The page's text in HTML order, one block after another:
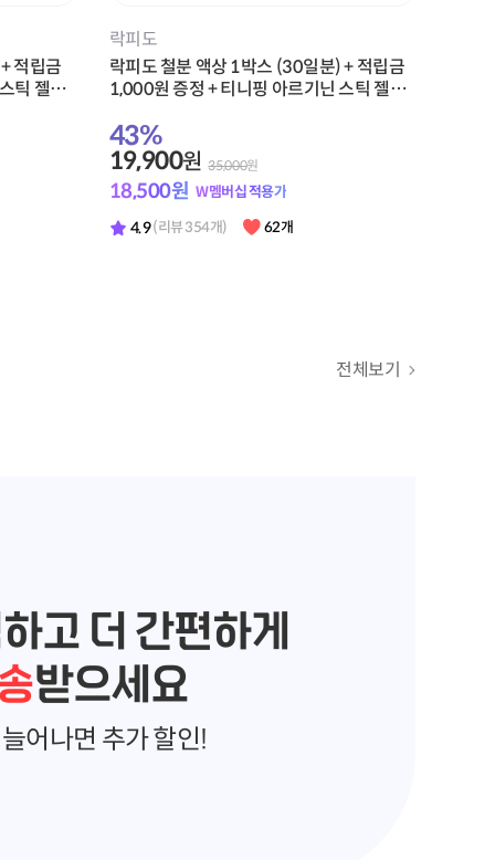
1박스
스포식스
뉴케어 스포식스 부스터 젤 1박스(10팩) +
적립금 1,000원 증정
45%
21,900원 40,000원
20,360원 W멤버십 적용가
4.9(리뷰 173개) 29개
전체보기
고 더 간편하게
받으세요
어나면 추가 할인!